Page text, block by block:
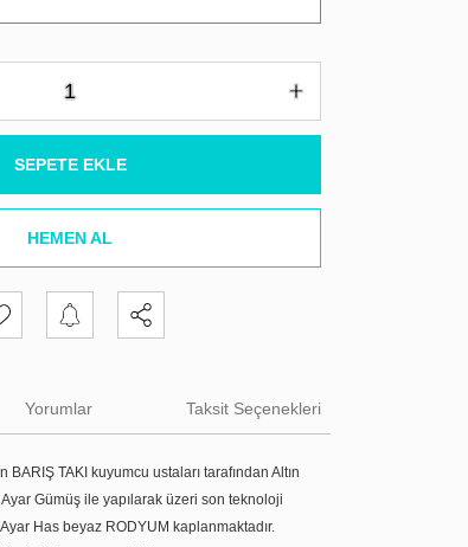
SEPETE EKLE
HEMEN AL
Yorumlar Taksit Seçenekleri
TAKI kuyumcu ustaları tarafından Altın
Gümüş ile yapılarak üzeri son teknoloji
Has beyaz RODYUM kaplanmaktadır.